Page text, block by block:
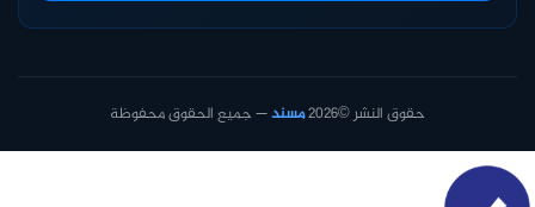
حقوق النشر ©2026 مسند— جميع الحقوق محفوظة